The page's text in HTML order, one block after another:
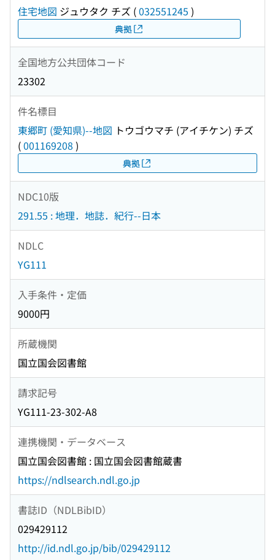
住宅地図 ジュウタク チズ (032551245 )
典拠
全国地方公共団体コード
23302
件名標目
東郷町 (愛知県)--地図 トウゴウマチ (アイチケン) チズ
(001169208 )
典拠
NDC10版
291.55 : 地理．地誌．紀行--日本
NDLC
YG111
入手条件・定価
9000円
所蔵機関
国立国会図書館
請求記号
YG111-23-302-A8
連携機関・データベース
国立国会図書館 : 国立国会図書館蔵書
https://ndlsearch.ndl.go.jp
書誌ID（NDLBibID）
029429112
http://id.ndl.go.jp/bib/029429112